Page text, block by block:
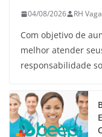
04/08/2026 RH
Com objetivo de
melhor atender
responsabilidade